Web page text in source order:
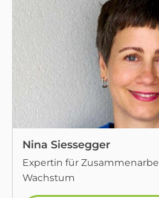
Nina Siessegger
Expertin für
Wachstum